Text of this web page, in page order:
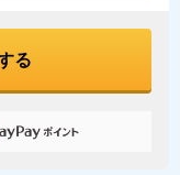
る